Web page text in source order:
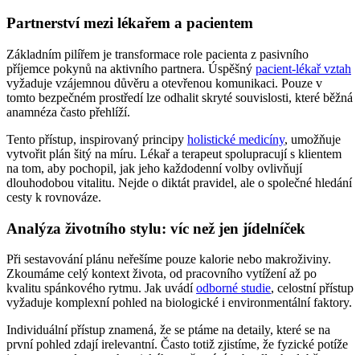
Partnerství mezi lékařem a pacientem
Základním pilířem je transformace role pacienta z pasivního
příjemce pokynů na aktivního partnera. Úspěšný pacient-lékař vztah
vyžaduje vzájemnou důvěru a otevřenou komunikaci. Pouze v
tomto bezpečném prostředí lze odhalit skryté souvislosti, které běžná
anamnéza často přehlíží.
Tento přístup, inspirovaný principy holistické medicíny, umožňuje
vytvořit plán šitý na míru. Lékař a terapeut spolupracují s klientem
na tom, aby pochopil, jak jeho každodenní volby ovlivňují
dlouhodobou vitalitu. Nejde o diktát pravidel, ale o společné hledání
cesty k rovnováze.
Analýza životního stylu: víc než jen jídelníček
Při sestavování plánu neřešíme pouze kalorie nebo makroživiny.
Zkoumáme celý kontext života, od pracovního vytížení až po
kvalitu spánkového rytmu. Jak uvádíodborné studie, celostní přístup
vyžaduje komplexní pohled na biologické i environmentální faktory.
Individuální přístup znamená, že se ptáme na detaily, které se na
první pohled zdají irelevantní. Často totiž zjistíme, že fyzické potíže